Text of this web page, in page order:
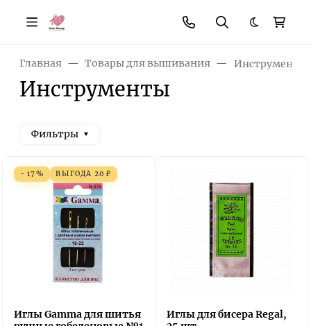
Темная
Главная Товары для вышивания Инструменты
Инструменты
Фильтры
- 17% ВЫГОДА 20 ₽
Иглы Gamma для шитья
Иглы для бисера Regal,